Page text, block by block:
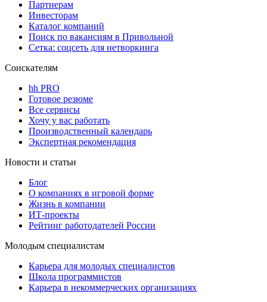
Партнерам
Инвесторам
Каталог компаний
Поиск по вакансиям в Привольной
Сетка: соцсеть для нетворкинга
Соискателям
hh PRO
Готовое резюме
Все сервисы
Хочу у вас работать
Производственный календарь
Экспертная рекомендация
Новости и статьи
Блог
О компаниях в игровой форме
Жизнь в компании
ИТ-проекты
Рейтинг работодателей России
Молодым специалистам
Карьера для молодых специалистов
Школа программистов
Карьера в некоммерческих организациях